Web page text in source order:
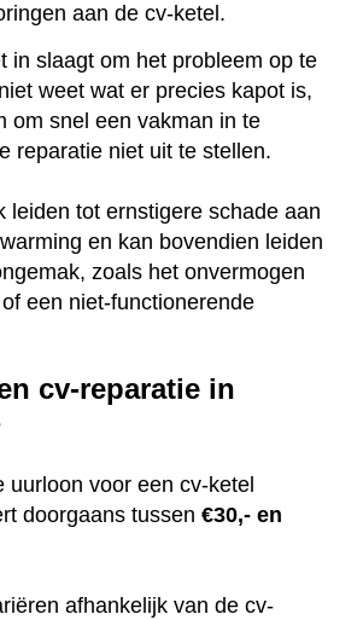
aan de cv-ketel.
in slaagt om het probleem op te
weet wat er precies kapot is,
om snel een vakman in te
reparatie niet uit te stellen.
leiden tot ernstigere schade aan
en kan bovendien leiden
zoals het onvermogen
een niet-functionerende
cv-reparatie in
uurloon voor een cv-ketel
doorgaans tussen €30,- en
afhankelijk van de cv-